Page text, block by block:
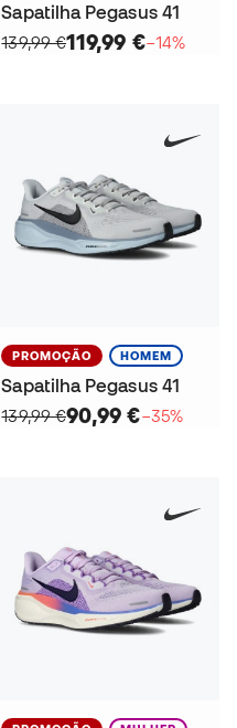
Sapatilha Pegasus 41
139,99 €119,99 €−14%
PROMOÇÃO HOMEM
Sapatilha Pegasus 41
139,99 €90,99 €−35%